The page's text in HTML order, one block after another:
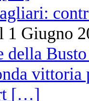
1 Giugno